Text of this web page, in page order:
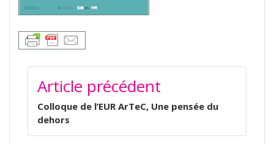
NAVIGATION
DE
L’ARTICLE
Article précédent
Colloque de l’EUR ArTeC, Une pensée du
dehors